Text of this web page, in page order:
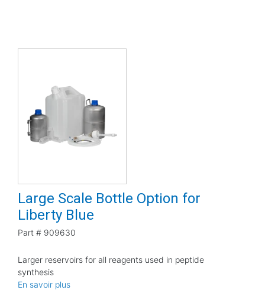
Large Scale Bottle Option for
Liberty Blue
Part # 909630
Larger reservoirs for all reagents used in peptide
synthesis
En savoir plus